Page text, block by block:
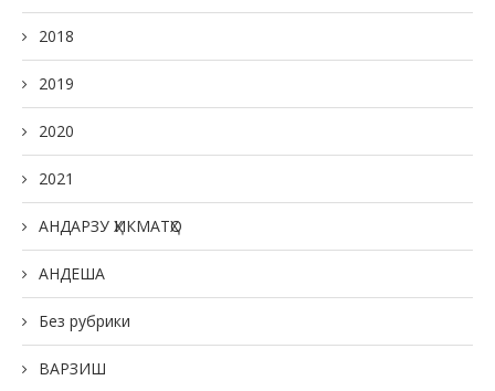
2018
2019
2020
2021
АНДАРЗУ ҲИКМАТҲО
АНДЕША
Без рубрики
ВАРЗИШ